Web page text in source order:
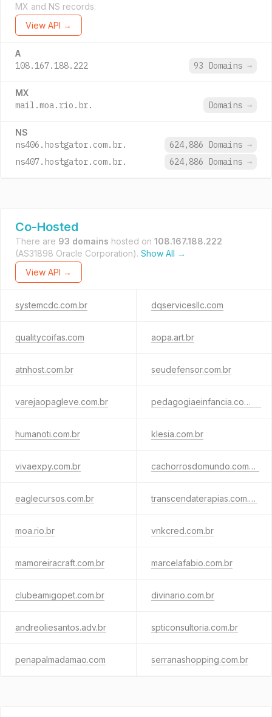
MX and NS records.
View API →
A
108.167.188.222 93 Domains →
MX
mail.moa.rio.br. Domains →
NS
ns406.hostgator.com.br. 624,886 Domains →
ns407.hostgator.com.br.
624,886 Domains →
Co-Hosted
There are 93 domains hosted on 108.167.188.222
(AS31898 Oracle Corporation). Show All →
View API →
systemcdc.com.br dqservicesllc.com
qualitycoifas.com aopa.art.br
atnhost.com.br seudefensor.com.br
varejaopagleve.com.br pedagogiaeinfancia.com.br
humanoti.com.br klesia.com.br
vivaexpy.com.br cachorrosdomundo.com.br
eaglecursos.com.br transcendaterapias.com.br
moa.rio.br vnkcred.com.br
mamoreiracraft.com.br marcelafabio.com.br
clubeamigopet.com.br divinario.com.br
andreoliesantos.adv.br spticonsultoria.com.br
penapalmadamao.com serranashopping.com.br